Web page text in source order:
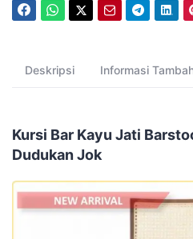
Deskripsi Informasi
Kursi Bar Kayu Jati
Dudukan Jok